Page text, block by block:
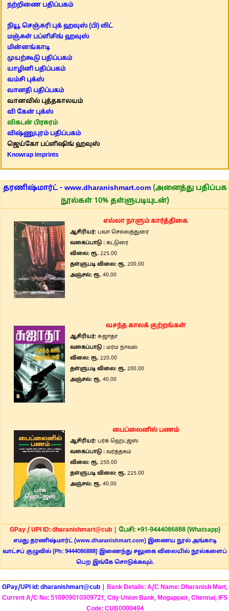
நற்றிணை பதிப்பகம்
நியூ செஞ்சுரி புக் ஹவுஸ் (பி) லிட்
மஞ்சுள் பப்ளிசிங் ஹவுஸ்
மின்னங்காடி
முயற்கூடு பதிப்பகம்
யாழினி பதிப்பகம்
வம்சி புக்ஸ்
வானதி பதிப்பகம்
வானவில் புத்தகாலயம்
வி கேன் புக்ஸ்
விகடன் பிரசுரம்
விஷ்ணுபுரம் பதிப்பகம்
ஜெய்கோ பப்ளிஷிங் ஹவுஸ்
Knowrap imprints
தரணிஷ்மார்ட் - www.dharanishmart.com (அனைத்து பதிப்பக
நூல்கள் 10% தள்ளுபடியுடன்)
எல்லா நாளும் கார்த்திகை
ஆசிரியர்: பவா செல்லத்துரை
வகைப்பாடு : கட்டுரை
விலை: ரூ. 225.00
தள்ளுபடி விலை: ரூ. 200.00
அஞ்சல்: ரூ. 40.00
வசந்த காலக் குற்றங்கள்
ஆசிரியர்: சுஜாதா
வகைப்பாடு : மர்ம நாவல்
விலை: ரூ. 220.00
தள்ளுபடி விலை: ரூ. 200.00
அஞ்சல்: ரூ. 40.00
பைப்லைனில் பணம்
ஆசிரியர்: பர்க் ஹெட்ஜஸ்
வகைப்பாடு : வர்த்தகம்
விலை: ரூ. 250.00
தள்ளுபடி விலை: ரூ. 225.00
அஞ்சல்: ரூ. 40.00
GPay / UPI ID: dharanishmart@cub| பேசி: +91-9444086888 (Whatsapp)
எமது தரணிஷ்மார்ட் (www.dharanishmart.com) இணைய நூல் அங்காடி
வாட்சப் குழுவில் (Ph: 9444086888) இணைந்து சலுகை விலையில் நூல்களைப்
பெற இங்கே சொடுக்கவும்.
GPay/UPI id: dharanishmart@cub
Bank Details: A/C Name: Dharanish Mart,
Current A/C No: 510909010309721, City Union Bank, Mogappair, Chennai, IFS
Code: CUB0000494